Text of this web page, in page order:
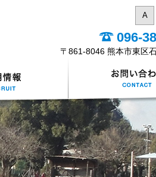
A
096-
〒861-8046 熊本市東区